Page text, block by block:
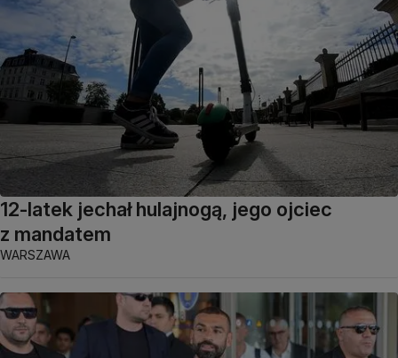
12-latek jechał hulajnogą, jego ojciec
z mandatem
WARSZAWA